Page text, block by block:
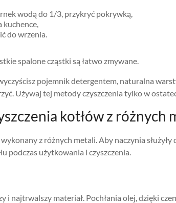
wodą do 1/3, przykryć pokrywką,
kuchence,
do wrzenia.
spalone cząstki są łatwo zmywane.
pojemnik detergentem, naturalna
Używaj tej metody czyszczenia tylko w
kotłów z różnych
z różnych metali. Aby naczynia służyły
podczas użytkowania i czyszczenia.
i najtrwalszy materiał. Pochłania olej, dzięki